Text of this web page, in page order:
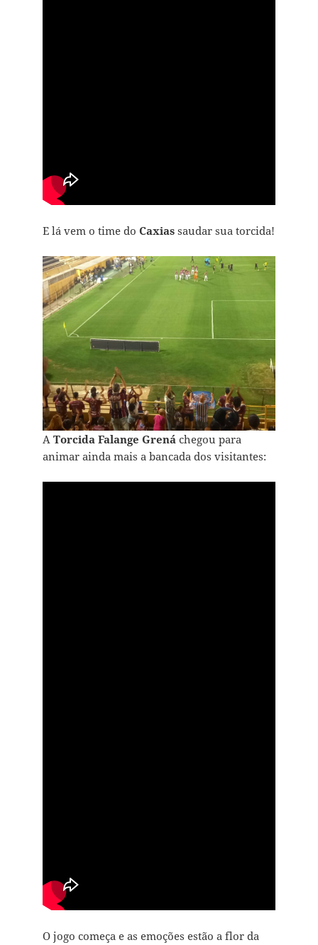
E lá vem o time do Caxiassaudar sua torcida!
A Torcida Falange Grená chegou para
animar ainda mais a bancada dos visitantes:
O jogo começa e as emoções estão a flor da